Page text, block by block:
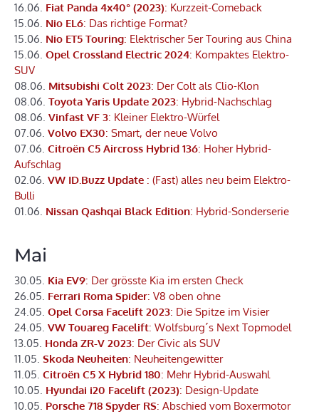
16.06. Fiat Panda 4x40° (2023): Kurzzeit-Comeback
15.06. Nio EL6: Das richtige Format?
15.06. Nio ET5 Touring: Elektrischer 5er Touring aus China
15.06. Opel Crossland Electric 2024: Kompaktes Elektro-
SUV
08.06. Mitsubishi Colt 2023: Der Colt als Clio-Klon
08.06. Toyota Yaris Update 2023: Hybrid-Nachschlag
08.06. Vinfast VF 3: Kleiner Elektro-Würfel
07.06. Volvo EX30: Smart, der neue Volvo
07.06. Citroën C5 Aircross Hybrid 136: Hoher Hybrid-
Aufschlag
02.06. VW ID.Buzz Update : (Fast) alles neu beim Elektro-
Bulli
01.06. Nissan Qashqai Black Edition: Hybrid-Sonderserie
Mai
30.05. Kia EV9: Der grösste Kia im ersten Check
26.05. Ferrari Roma Spider: V8 oben ohne
24.05. Opel Corsa Facelift 2023: Die Spitze im Visier
24.05. VW Touareg Facelift: Wolfsburg´s Next Topmodel
13.05. Honda ZR-V 2023: Der Civic als SUV
11.05. Skoda Neuheiten: Neuheitengewitter
11.05. Citroën C5 X Hybrid 180: Mehr Hybrid-Auswahl
10.05. Hyundai i20 Facelift (2023): Design-Update
10.05. Porsche 718 Spyder RS: Abschied vom Boxermotor